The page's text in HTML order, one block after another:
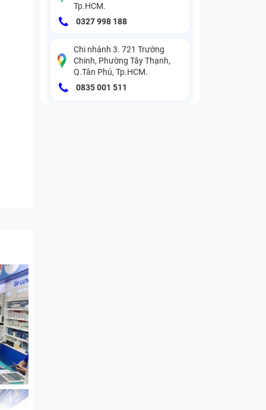
Tp.HCM.
0327 998 188
Chi nhánh 3. 721 Trường
Chinh, Phường Tây Thạnh,
Q.Tân Phú, Tp.HCM.
0835 001 511